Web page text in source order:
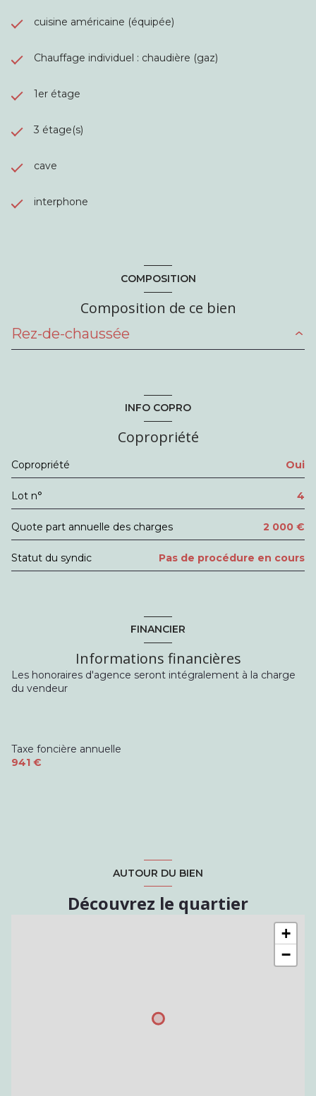
cuisine américaine (équipée)
Chauffage individuel : chaudière (gaz)
1er étage
3 étage(s)
cave
interphone
COMPOSITION
Composition de ce bien
Rez-de-chaussée
cuisine
5.6 m²
salle d'eau
5.62 m²
1.04 m²
INFO COPRO
Copropriété
Copropriété Oui
Lot n° 4
Quote part annuelle des charges 2 000 €
Statut du syndic Pas de procédure en cours
FINANCIER
Informations financières
Les honoraires d'agence seront intégralement à la charge
du vendeur
Taxe foncière annuelle
941 €
AUTOUR DU BIEN
Découvrez le quartier
+
−